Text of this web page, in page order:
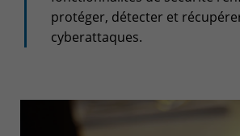
Customer services
Delivery
Billing service
protéger, détecter et
cyberattaques.